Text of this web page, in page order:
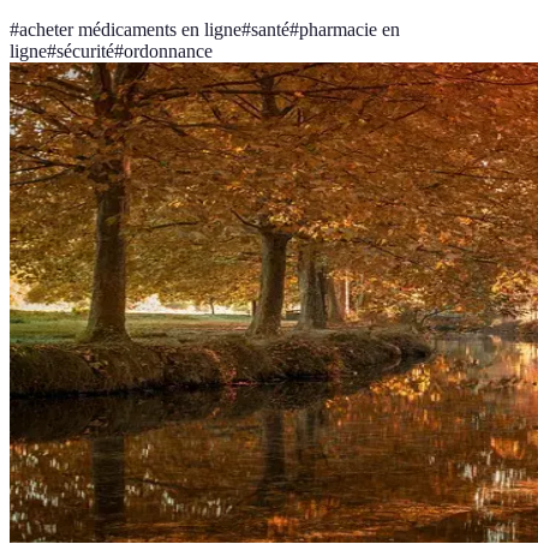
#acheter médicaments en ligne#santé#pharmacie en
ligne#sécurité#ordonnance